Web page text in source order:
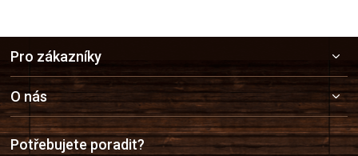
a
t
í
Pro zákazníky
O nás
Potřebujete poradit?